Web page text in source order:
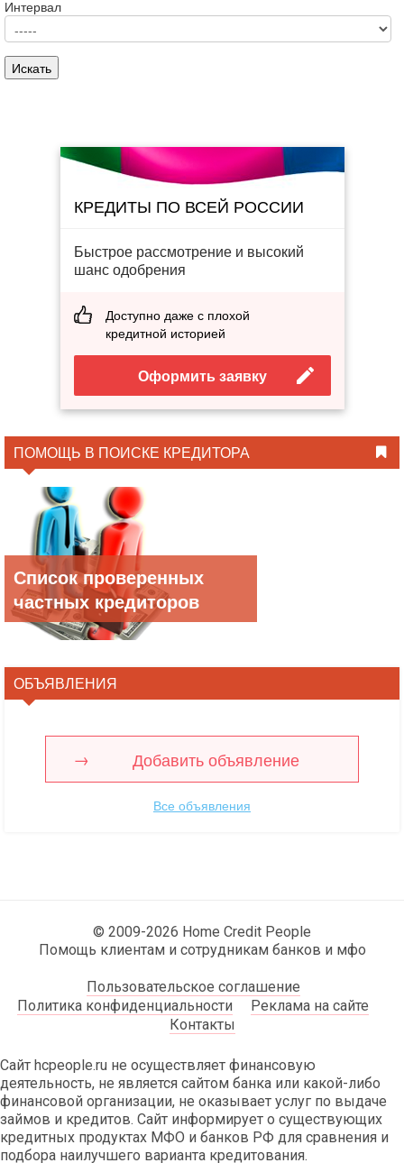
Интервал
КРЕДИТЫ ПО ВСЕЙ РОССИИ
Быстрое рассмотрение и высокий
шанс одобрения
Доступно даже с плохой
кредитной историей
Оформить заявку
ПОМОЩЬ В ПОИСКЕ КРЕДИТОРА
Список проверенных
частных кредиторов
ОБЪЯВЛЕНИЯ
Добавить объявление
Все объявления
© 2009-2026 Home Credit People
Помощь клиентам и сотрудникам банков и мфо
Пользовательское соглашение
Политика конфиденциальности
Реклама на сайте
Контакты
Сайт hcpeople.ru не осуществляет финансовую
деятельность, не является сайтом банка или какой-либо
финансовой организации, не оказывает услуг по выдаче
займов и кредитов. Сайт информирует о существующих
кредитных продуктах МФО и банков РФ для сравнения и
подбора наилучшего варианта кредитования.